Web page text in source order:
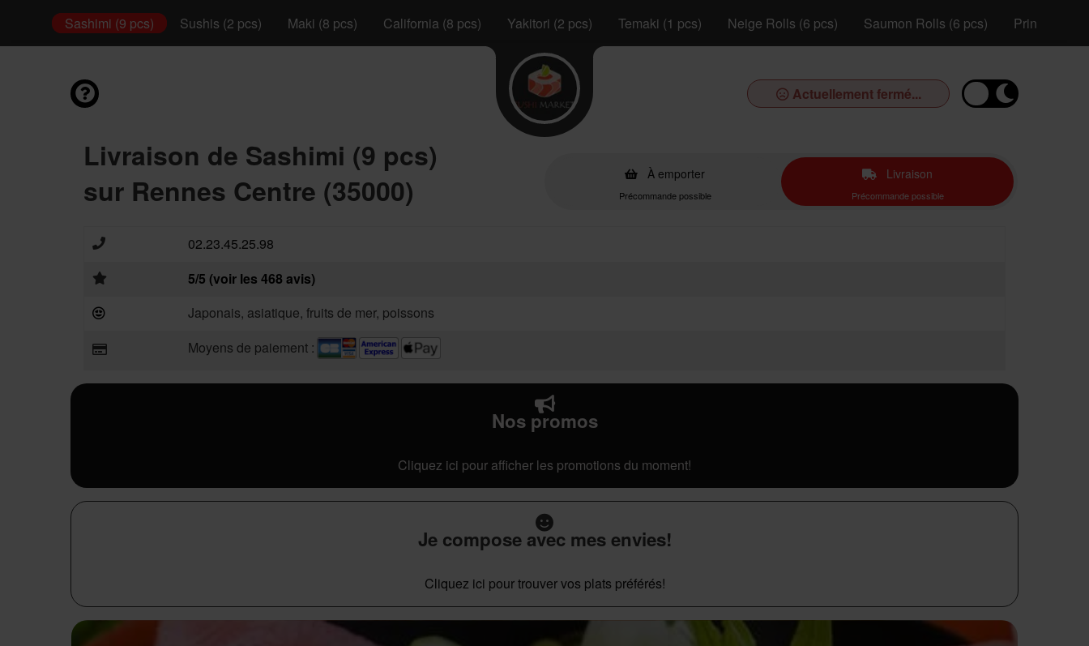
Sashimi (9 pcs) Sushis (2 pcs) Maki (8 pcs) California (8 pcs) Yakitori (2 pcs) Temaki (1 pcs) Neige Rolls (6 pcs) Saumon Rolls (6 pcs) Printemps
Actuellement fermé...
Livraison de Sashimi (9 pcs)
sur Rennes Centre (35000)
À emporter
Précommande possible
Livraison
Précommande possible
02.23.45.25.98
5/5 (voir les 468 avis)
Japonais, asiatique, fruits de mer, poissons
Moyens de paiement :
Nos promos
Cliquez ici pour afficher les promotions du moment!
Je compose avec mes envies!
Cliquez ici pour trouver vos plats préférés!